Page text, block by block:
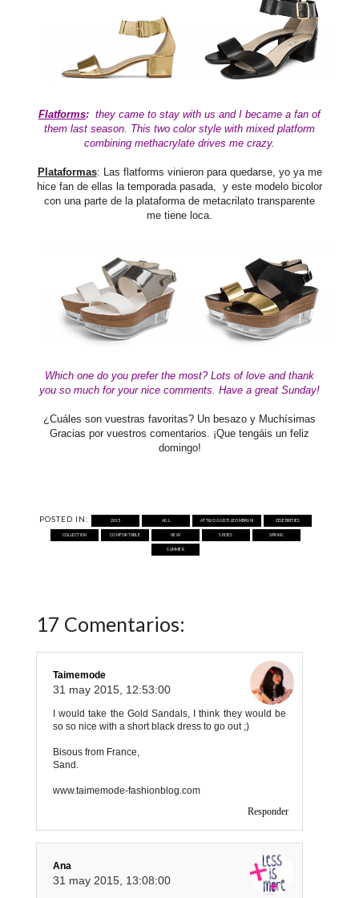
Flatforms: they came to stay with us and I became a fan of
them last season. This two color style with mixed platform
combining methacrylate drives me crazy.
Plataformas: Las flatforms vinieron para quedarse, yo ya me
hice fan de ellas la temporada pasada, y este modelo bicolor
con una parte de la plataforma de metacrilato transparente
me tiene loca.
Which one do you prefer the most? Lots of love andthank
you so much for your nice comments. Have a great Sunday!
¿Cuáles son vuestras favoritas? Un besazo y Muchísimas
Gracias por vuestros comentarios. ¡Que tengáis un feliz
domingo!
POSTED IN: 2015 AGL ATTILIO GIUSTI LEOMBRUNI CELEBRITIES
COLLECTION COMFORTABLE NEW SHOES SPRING
SUMMER
17 Comentarios:
Taimemode
31 may 2015, 12:53:00
I would take the Gold Sandals, I think they would be
so so nice with a short black dress to go out ;)
Bisous from France,
Sand.
www.taimemode-fashionblog.com
Responder
Ana
31 may 2015, 13:08:00